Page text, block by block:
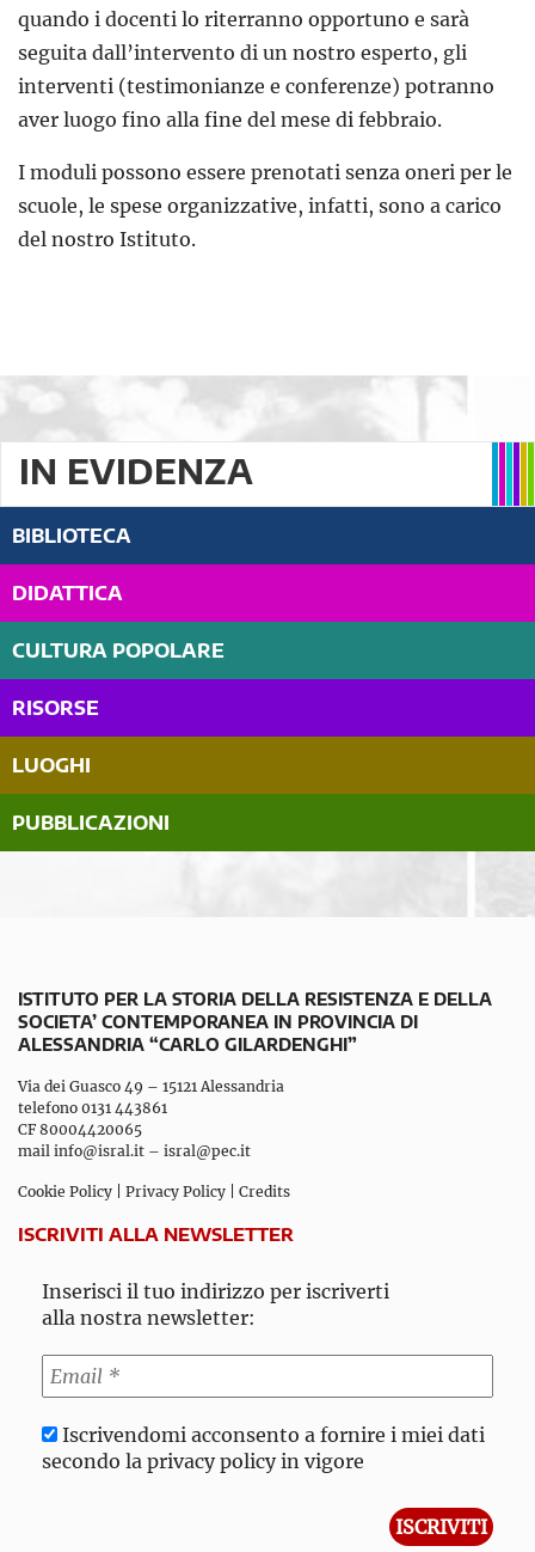
quando i docenti lo riterranno opportuno e sarà
seguita dall’intervento di un nostro esperto, gli
interventi (testimonianze e conferenze) potranno
aver luogo fino alla fine del mese di febbraio.
I moduli possono essere prenotati senza oneri per le
scuole, le spese organizzative, infatti, sono a carico
del nostro Istituto.
IN EVIDENZA
BIBLIOTECA
DIDATTICA
CULTURA POPOLARE
RISORSE
LUOGHI
PUBBLICAZIONI
ISTITUTO PER LA STORIA DELLA RESISTENZA E DELLA
SOCIETA’ CONTEMPORANEA IN PROVINCIA DI
ALESSANDRIA “CARLO GILARDENGHI”
Via dei Guasco 49 – 15121 Alessandria
telefono 0131 443861
CF 80004420065
mail info@isral.it – isral@pec.it
Cookie Policy Privacy Policy Credits
ISCRIVITI ALLA NEWSLETTER
Inserisci il tuo indirizzo per iscriverti
alla nostra newsletter:
Iscrivendomi acconsento a fornire i miei dati
secondo la privacy policy in vigore